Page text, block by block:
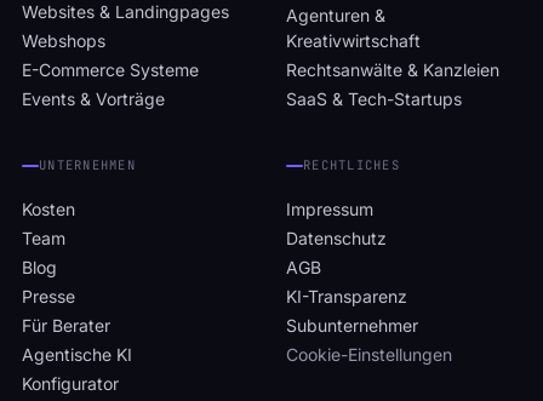
Websites & Landingpages
Webshops
E-Commerce Systeme
Events & Vorträge
Agenturen &
Kreativwirtschaft
Rechtsanwälte & Kanzleien
SaaS & Tech-Startups
UNTERNEHMEN
Kosten
Team
Blog
Presse
Für Berater
Agentische KI
Konfigurator
RECHTLICHES
Impressum
Datenschutz
AGB
KI-Transparenz
Subunternehmer
Cookie-Einstellungen